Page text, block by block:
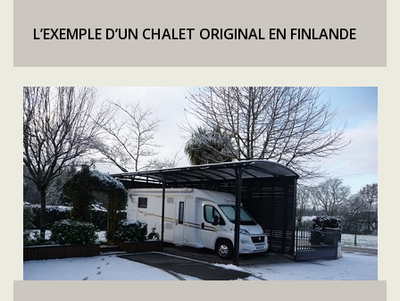
L’EXEMPLE D’UN CHALET ORIGINAL EN FINLANDE